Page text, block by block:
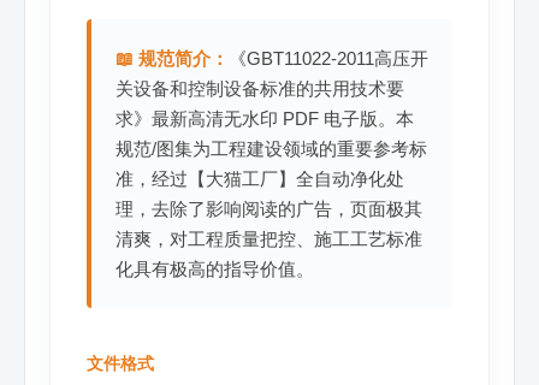
📖 规范简介：
《GBT11022-2011高压开
关设备和控制设备标准的共用技术要
求》最新高清无水印 PDF 电子版。本
规范/图集为工程建设领域的重要参考标
准，经过【大猫工厂】全自动净化处
理，去除了影响阅读的广告，页面极其
清爽，对工程质量把控、施工工艺标准
化具有极高的指导价值。
文件格式